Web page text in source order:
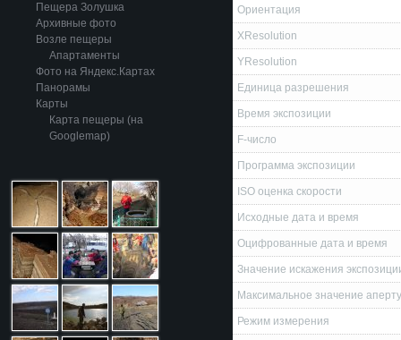
Пещера Золушка
Архивные фото
Возле пещеры
Апартаменты
Фото на Яндекс.Картах
Панорамы
Карты
Карта пещеры (на
Googlemap)
Ориентация
XResolution
YResolution
Единица разрешения
Время экспозиции
F-число
Программа экспозиции
ISO оценка скорости
Исходные дата и время
Оцифрованные дата и время
Значение искажения
Максимальное значение
Режим измерения